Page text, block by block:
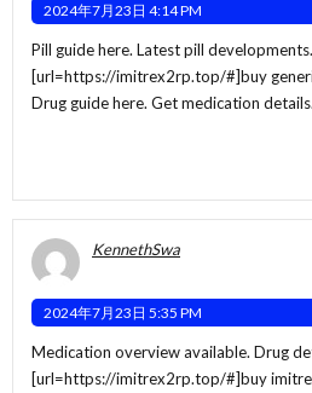
2024年7月23日 4:14 PM
Pill guide here. Latest pill developments.
[url=https://imitrex2rp.top/#]buy
Drug guide here. Get medication details.
KennethSwa
2024年7月23日 5:35 PM
Medication overview available. Drug
[url=https://imitrex2rp.top/#]buy